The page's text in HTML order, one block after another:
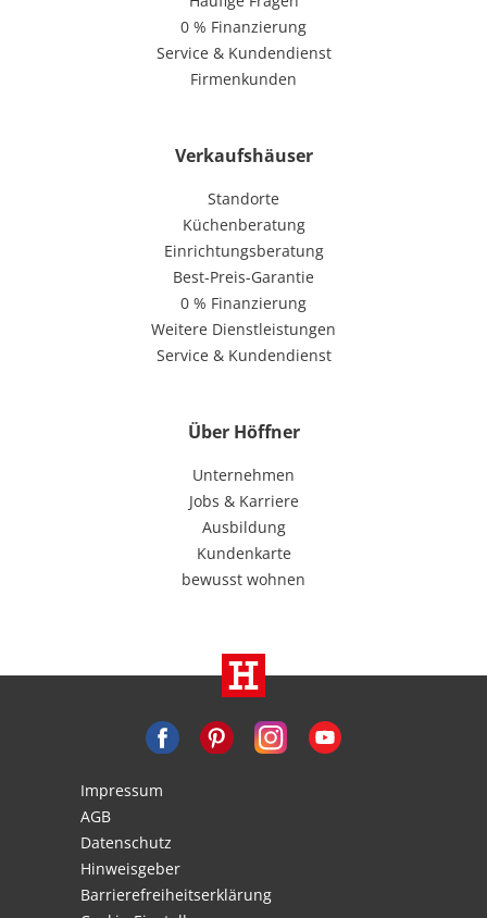
0 % Finanzierung
Service & Kundendienst
Firmenkunden
Verkaufshäuser
Standorte
Küchenberatung
Einrichtungsberatung
Best-Preis-Garantie
0 % Finanzierung
Weitere Dienstleistungen
Service & Kundendienst
Über Höffner
Unternehmen
Jobs & Karriere
Ausbildung
Kundenkarte
bewusst wohnen
Impressum
AGB
Datenschutz
Hinweisgeber
Barrierefreiheitserklärung